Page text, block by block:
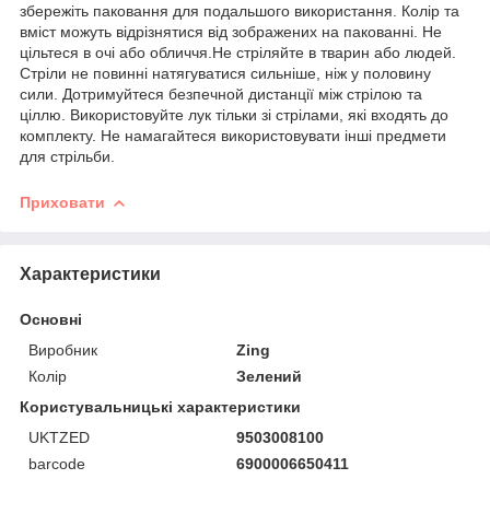
збережіть паковання для подальшого використання. Колір та
вміст можуть відрізнятися від зображених на пакованні. Не
цільтеся в очі або обличчя.Не стріляйте в тварин або людей.
Стріли не повинні натягуватися сильніше, ніж у половину
сили. Дотримуйтеся безпечной дистанції між стрілою та
ціллю. Використовуйте лук тільки зі стрілами, які входять до
комплекту. Не намагайтеся використовувати інші предмети
для стрільби.
Приховати
Характеристики
Основні
Виробник
Zing
Колір
Зелений
Користувальницькі характеристики
UKTZED
9503008100
barcode
6900006650411